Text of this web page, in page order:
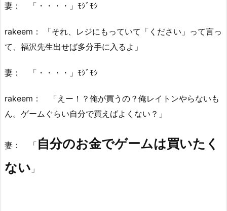
妻： 「・・・・」ﾓｼﾞﾓｼ
rakeem： 「それ、レジにもっていて「ください」って言っ
て、福沢先生出せば多分手に入るよ」
妻： 「・・・・」ﾓｼﾞﾓｼ
rakeem： 「えー！？俺が買うの？俺レイトンやらないも
ん。ゲームぐらい自分で買えばよくない？」
妻： 「 自分のお金でゲームは買いたく
ない 」